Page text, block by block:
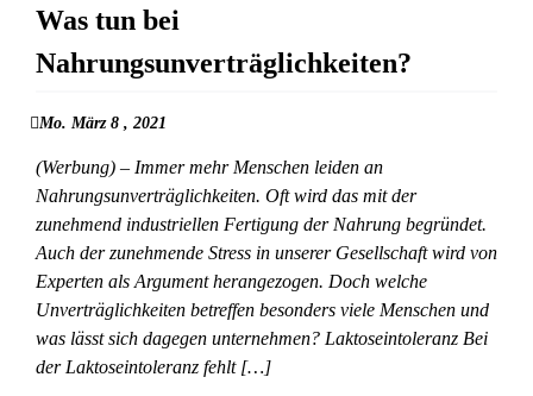
Was tun bei
Nahrungsunverträglichkeiten?
Mo. März 8 , 2021
(Werbung) – Immer mehr Menschen leiden an
Nahrungsunverträglichkeiten. Oft wird das mit der
zunehmend industriellen Fertigung der Nahrung begründet.
Auch der zunehmende Stress in unserer Gesellschaft wird von
Experten als Argument herangezogen. Doch welche
Unverträglichkeiten betreffen besonders viele Menschen und
was lässt sich dagegen unternehmen? Laktoseintoleranz Bei
der Laktoseintoleranz fehlt […]